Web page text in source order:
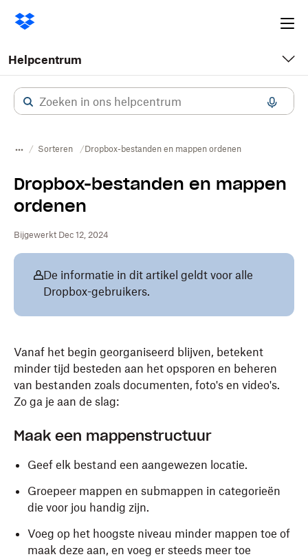
Helpcentrum
Sorteren Dropbox-bestanden en mappen ordenen
Dropbox-bestanden en mappen
ordenen
Bijgewerkt Dec 12, 2024
De informatie in dit artikel geldt voor alle
Dropbox-gebruikers.
Vanaf het begin georganiseerd blijven, betekent
minder tijd besteden aan het opsporen en beheren
van bestanden zoals documenten, foto's en video's.
Zo ga je aan de slag:
Maak een mappenstructuur
Geef elk bestand een aangewezen locatie.
Groepeer mappen en submappen in categorieën
die voor jou handig zijn.
Voeg op het hoogste niveau minder mappen toe of
maak deze aan, en voeg er steeds meer toe